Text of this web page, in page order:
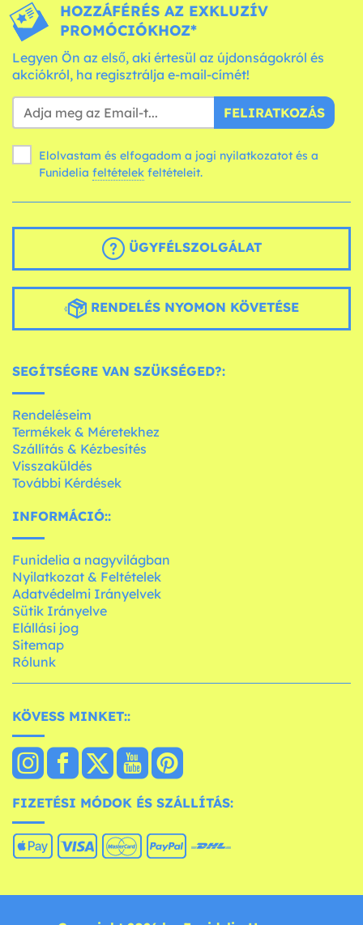
HOZZÁFÉRÉS AZ EXKLUZÍV
PROMÓCIÓKHOZ*
Legyen Ön az első, aki értesül az újdonságokról és
akciókról, ha regisztrálja e-mail-címét!
FELIRATKOZÁS
Elolvastam és elfogadom a jogi nyilatkozatot és a
Funidelia feltételek feltételeit.
ÜGYFÉLSZOLGÁLAT
RENDELÉS NYOMON KÖVETÉSE
SEGÍTSÉGRE VAN SZÜKSÉGED?:
Rendeléseim
Termékek & Méretekhez
Szállítás & Kézbesítés
Visszaküldés
További Kérdések
INFORMÁCIÓ::
Funidelia a nagyvilágban
Nyilatkozat & Feltételek
Adatvédelmi Irányelvek
Sütik Irányelve
Elállási jog
Sitemap
Rólunk
KÖVESS MINKET::
FIZETÉSI MÓDOK ÉS SZÁLLÍTÁS: